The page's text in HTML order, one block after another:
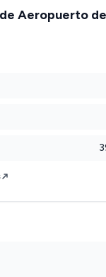
Aeropuerto